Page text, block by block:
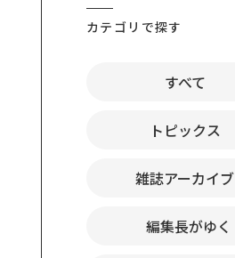
カテゴリで探す
すべて
トピックス
雑誌アーカイブ
編集長がゆく